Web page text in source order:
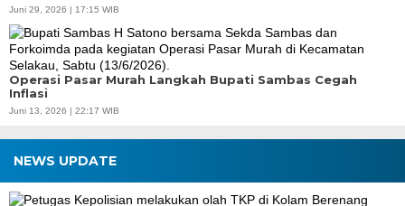
Juni 29, 2026 | 17:15 WIB
Operasi Pasar Murah Langkah Bupati Sambas Cegah
Inflasi
Juni 13, 2026 | 22:17 WIB
NEWS UPDATE